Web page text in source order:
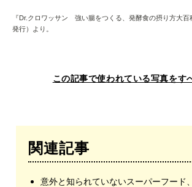
『Dr.クロワッサン 強い腸をつくる、発酵食の摂り方大百
発行）より。
この記事で使われている写真をす
関連記事
意外と知られていないスーパーフード